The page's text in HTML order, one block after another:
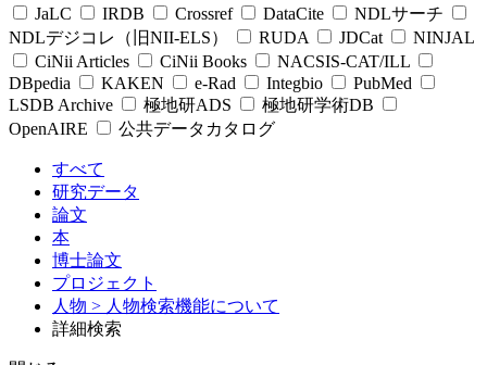
JaLC
IRDB Crossref DataCite
NDLサーチ
NDLデジコレ（旧NII-ELS）
RUDA JDCat
NINJAL
CiNii Articles
CiNii Books
NACSIS-CAT/ILL
DBpedia
KAKEN e-Rad Integbio
PubMed
LSDB Archive
極地研ADS
極地研学術DB
OpenAIRE
公共データカタログ
すべて
研究データ
論文
本
博士論文
プロジェクト
人物 > 人物検索機能について
詳細検索